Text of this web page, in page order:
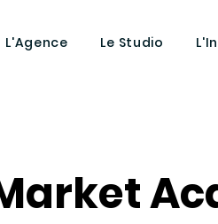
L'Agence Le Studio